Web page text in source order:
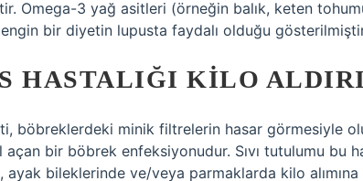
Omega-3 yağ asitleri (örneğin balık, keten
bir diyetin lupusta faydalı olduğu
HASTALIĞI KILO
böbreklerdeki minik filtrelerin hasar görmesiyle
açan bir böbrek enfeksiyonudur. Sıvı tutulumu bu
ayak bileklerinde ve/veya parmaklarda kilo